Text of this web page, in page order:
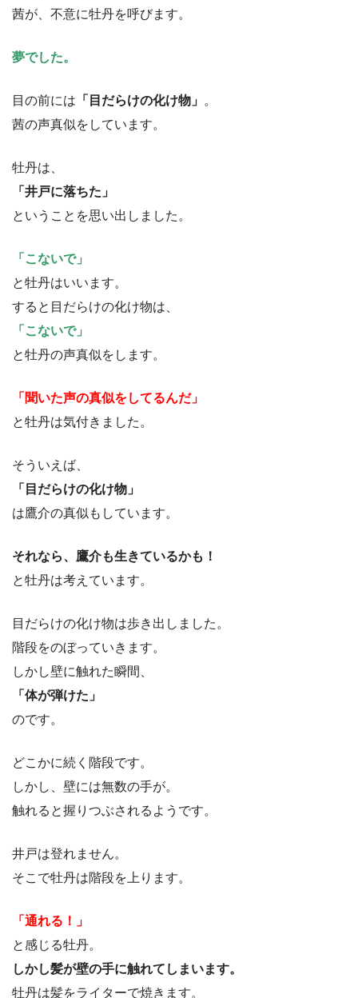
茜が、不意に牡丹を呼びます。
夢でした。
目の前には 「目だらけの化け物」 。
茜の声真似をしています。
牡丹は、
「井戸に落ちた」
ということを思い出しました。
「こないで」
と牡丹はいいます。
すると目だらけの化け物は、
「こないで」
と牡丹の声真似をします。
「聞いた声の真似をしてるんだ」
と牡丹は気付きました。
そういえば、
「目だらけの化け物」
は鷹介の真似もしています。
それなら、鷹介も生きているかも！
と牡丹は考えています。
目だらけの化け物は歩き出しました。
階段をのぼっていきます。
しかし壁に触れた瞬間、
「体が弾けた」
のです。
どこかに続く階段です。
しかし、壁には無数の手が。
触れると握りつぶされるようです。
井戸は登れません。
そこで牡丹は階段を上ります。
「通れる！」
と感じる牡丹。
しかし髪が壁の手に触れてしまいます。
牡丹は髪をライターで焼きます。